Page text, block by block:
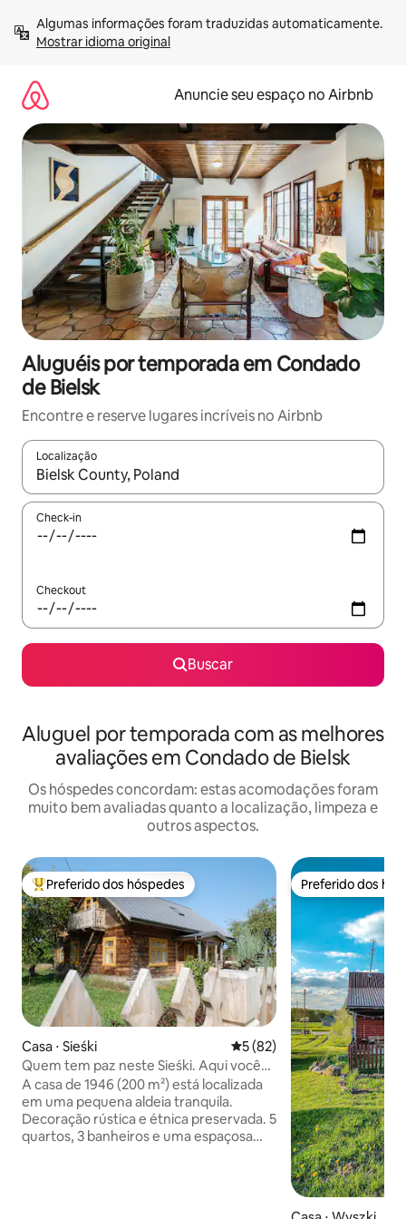
para
Mostrar idioma original
Anuncie seu espaço no Airbnb
Aluguéis por temporada em Condado
de Bielsk
Encontre e reserve lugares incríveis no Airbnb
Localização
Quando os resultados estiverem disponíveis, explore-os
Check-in
Checkout
Buscar
Aluguel por temporada com as melhores
avaliações em Condado de Bielsk
Os hóspedes concordam: estas acomodações foram
muito bem avaliadas quanto a localização, limpeza e
outros aspectos.
Entre os melhores preferidos dos hóspedes
Preferido dos hóspedes
Casa ⋅ Sieśki 5 de uma avaliação média
5 (82)
Quem tem paz neste Sieśki. Aqui você
pode descansar da agitação
A casa de 1946 (200 m²) está localizada
em uma pequena aldeia tranquila.
Decoração rústica e étnica preservada. 5
quartos, 3 banheiros e uma espaçosa
Preferido dos
Preferido dos